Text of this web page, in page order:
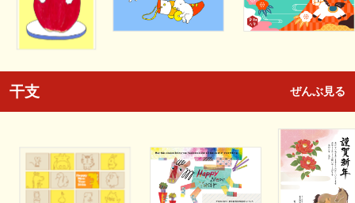
干支 ぜんぶ見る